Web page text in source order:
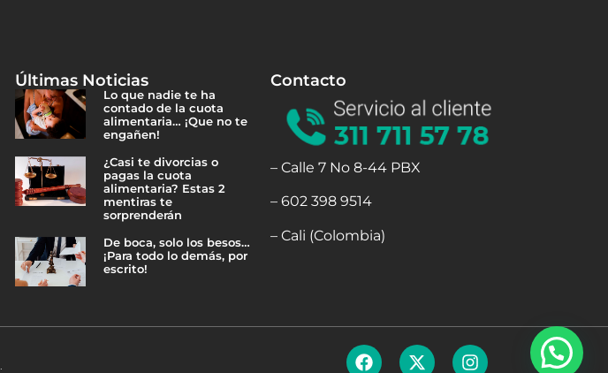
Últimas Noticias
Lo que nadie te ha
contado de la cuota
alimentaria… ¡Que no te
engañen!
¿Casi te divorcias o
pagas la cuota
alimentaria? Estas 2
mentiras te
sorprenderán
De boca, solo los besos…
¡Para todo lo demás, por
escrito!
Contacto
– Calle 7 No 8-44 PBX
– 602 398 9514
– Cali (Colombia)